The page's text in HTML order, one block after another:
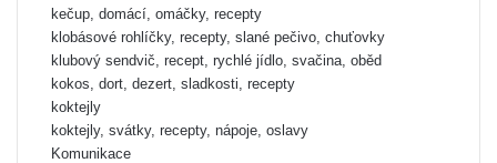
kečup, domácí, omáčky, recepty
klobásové rohlíčky, recepty, slané pečivo, chuťovky
klubový sendvič, recept, rychlé jídlo, svačina, oběd
kokos, dort, dezert, sladkosti, recepty
koktejly
koktejly, svátky, recepty, nápoje, oslavy
Komunikace